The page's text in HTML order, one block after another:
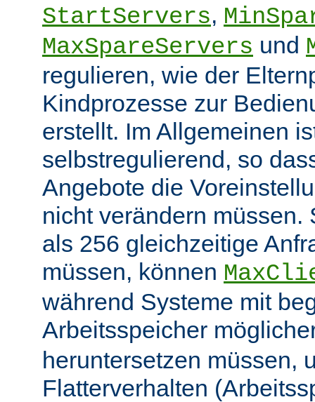
StartServers,
MaxSpareServers und
regulieren, wie der
Kindprozesse zur
erstellt. Im Allgemeinen
selbstregulierend, so
Angebote die
nicht verändern müssen.
als 256 gleichzeitige
müssen, können
während Systeme mit
Arbeitsspeicher
heruntersetzen müssen,
Flatterverhalten